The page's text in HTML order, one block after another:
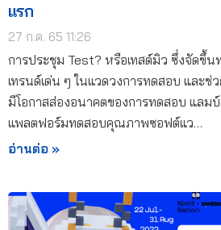
แรก
27 ก.ค. 65 11:26
การประชุม Test? หรือเทสต์มิว ซึ่งจัดขึ้น
เทรนด์เด่น ๆ ในแวดวงการทดสอบ และ
มีโอกาสส่องอนาคตของการทดสอบ แลม
แพลตฟอร์มทดสอบคุณภาพซอฟต์แว…
อ่านต่อ »